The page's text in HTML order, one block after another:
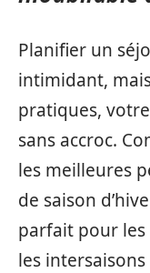
Planifier un
intimidant,
pratiques,
sans accroc.
les meilleures
de saison
parfait pour les
les